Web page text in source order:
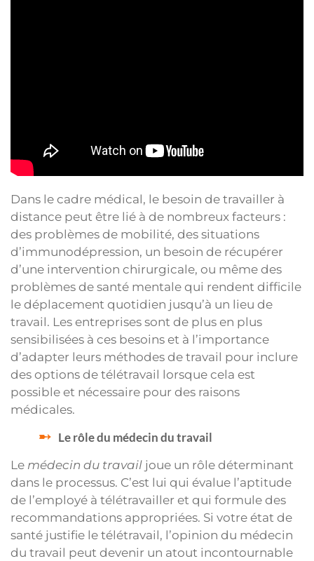
Dans le cadre médical, le besoin de travailler à
distance peut être lié à de nombreux facteurs :
des problèmes de mobilité, des situations
d’immunodépression, un besoin de récupérer
d’une intervention chirurgicale, ou même des
problèmes de santé mentale qui rendent difficile
le déplacement quotidien jusqu’à un lieu de
travail. Les entreprises sont de plus en plus
sensibilisées à ces besoins et à l’importance
d’adapter leurs méthodes de travail pour inclure
des options de télétravail lorsque cela est
possible et nécessaire pour des raisons
médicales.
Le rôle du médecin du travail
Le médecin du travail joue un rôle déterminant
dans le processus. C’est lui qui évalue l’aptitude
de l’employé à télétravailler et qui formule des
recommandations appropriées. Si votre état de
santé justifie le télétravail, l’opinion du médecin
du travail peut devenir un atout incontournable